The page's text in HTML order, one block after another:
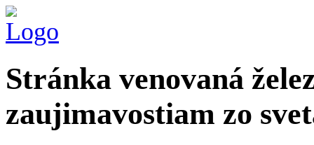
Stránka venovaná
zaujimavostiam zo